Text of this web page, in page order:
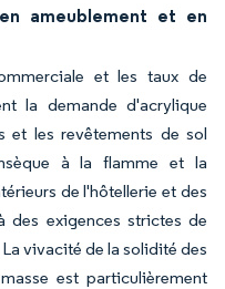
ameublement et en
et les taux de
la demande d'acrylique
et les revêtements de sol
à la flamme et la
de l'hôtellerie et des
des exigences strictes de
vivacité de la solidité des
est particulièrement